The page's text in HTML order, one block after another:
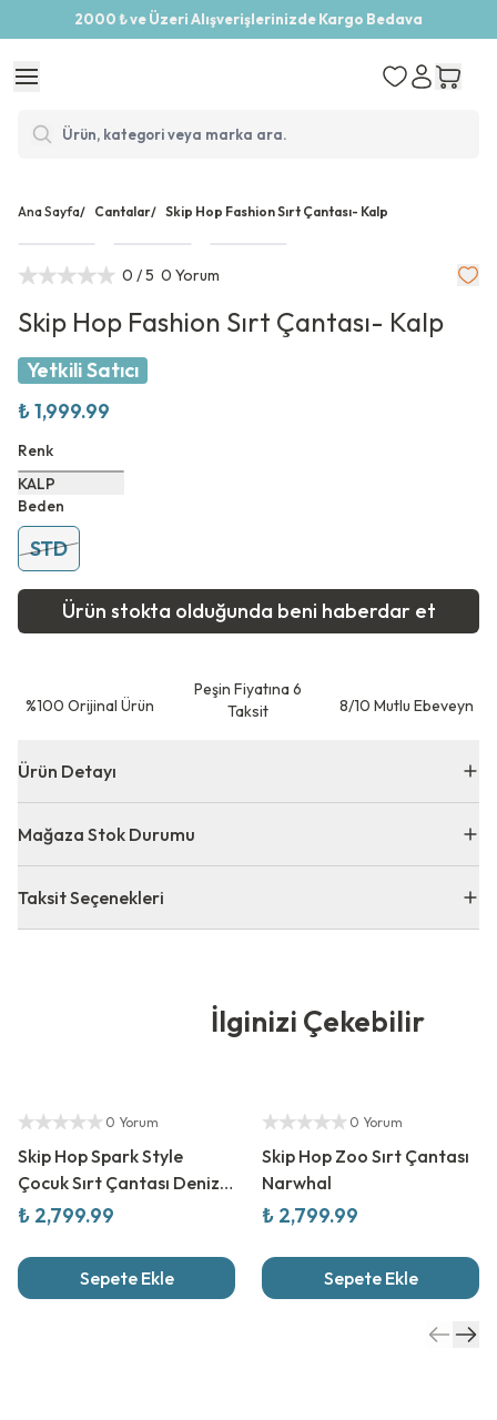
2000 ₺ ve Üzeri Alışverişlerinizde Kargo Bedava
Ana Sayfa/ Cantalar/ Skip Hop Fashion Sırt Çantası- Kalp
0 / 5 0 Yorum
Skip Hop Fashion Sırt Çantası- Kalp
Yetkili Satıcı
₺ 1,999.99
Renk
KALP
Beden
STD
Ürün stokta olduğunda beni haberdar et
⁠%100 Orijinal Ürün
Peşin Fiyatına 6
Taksit
8/10 Mutlu Ebeveyn
Ürün Detayı
Mağaza Stok Durumu
Taksit Seçenekleri
İlginizi Çekebilir
0 Yorum
Skip Hop Spark Style
Çocuk Sırt Çantası Deniz
Kabuğu
₺ 2,799.99
Sepete Ekle
0 Yorum
Skip Hop Zoo Sırt Çantası
Narwhal
₺ 2,799.99
Sepete Ekle